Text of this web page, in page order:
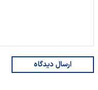
ارسال دیدگاه